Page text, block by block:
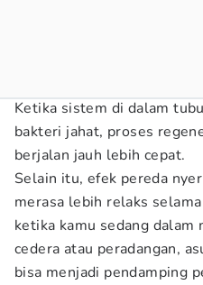
Ketika sistem di dalam
bakteri jahat, proses
berjalan jauh lebih cepat.
Selain itu, efek pereda
merasa lebih relaks
ketika kamu sedang dalam
cedera atau peradangan,
bisa menjadi pendamping